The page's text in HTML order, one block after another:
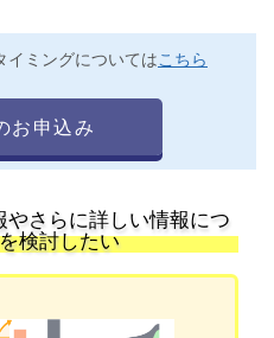
イミングについてはこちら
お申込み
やさらに詳しい情報につ
検討したい